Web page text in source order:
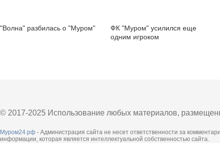
"Волна" разбилась о "Муром"
ФК "Муром" усилился еще
одним игроком
© 2017-2025 Использование любых материалов,
Муром24.рф - Администрация сайта не несет ответственности за
информации, которая является интеллектуальной собственностью сайта.